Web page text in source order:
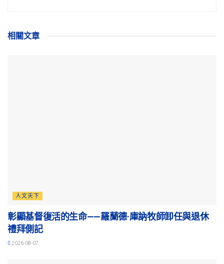
相關文章
人文天下
彰顯基督復活的生命——羅蘭德·庫訥牧師卸任與退休
禮拜側記
2026-08-07